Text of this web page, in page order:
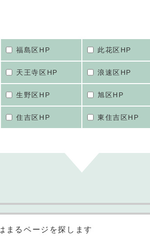
福島区HP 此花区HP
天王寺区HP 浪速区HP
生野区HP 旭区HP
住吉区HP 東住吉区HP
まるページを探します